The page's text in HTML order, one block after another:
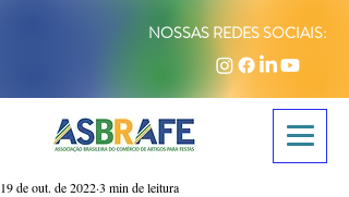
NOSSAS REDES SOCIAIS:
19 de out. de 20223 min de leitura